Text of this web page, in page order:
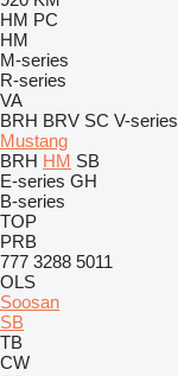
HM PC
HM
M-series
R-series
VA
BRH BRV SC V-series
Mustang
BRH HM SB
E-series GH
B-series
TOP
PRB
777 3288 5011
OLS
Soosan
SB
TB
CW